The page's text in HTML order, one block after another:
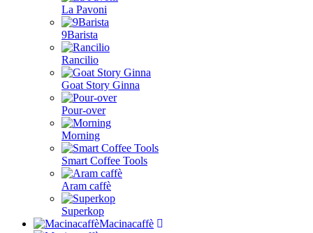
La Pavoni
9Barista
Rancilio
Goat Story Ginna
Pour-over
Morning
Smart Coffee Tools
Aram caffè
Superkop
Macinacaffè